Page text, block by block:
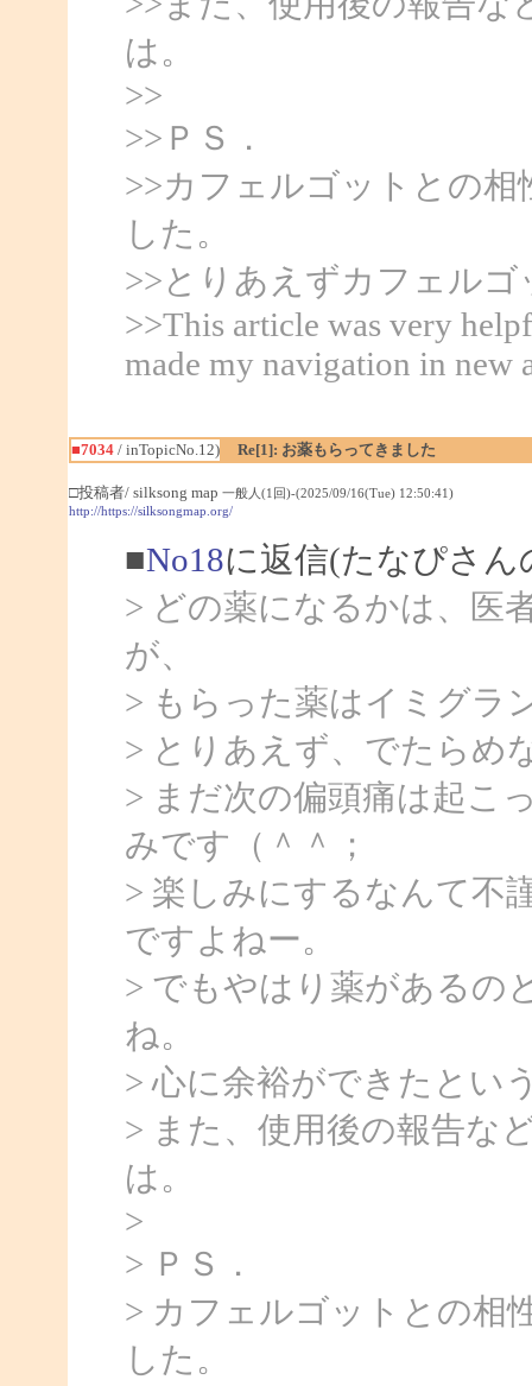
は。
>>
>>ＰＳ．
>>カフェルゴットとの
した。
>>とりあえずカフェル
>>This article was very
made my navigation in new
■7034/ inTopicNo.12) Re[1]: お薬もらってきました
□投稿者/ silksong map 一般人(1回)-(2025/09/16(Tue) 12:50:41)
http://https://silksongmap.org/
■No18に返信(たなぴさん
> どの薬になるかは、医
が、
> もらった薬はイミグラ
> とりあえず、でたらめ
> まだ次の偏頭痛は起こ
みです（＾＾；
> 楽しみにするなんて不
ですよねー。
> でもやはり薬があるの
ね。
> 心に余裕ができたとい
> また、使用後の報告な
は。
>
> ＰＳ．
> カフェルゴットとの相
した。